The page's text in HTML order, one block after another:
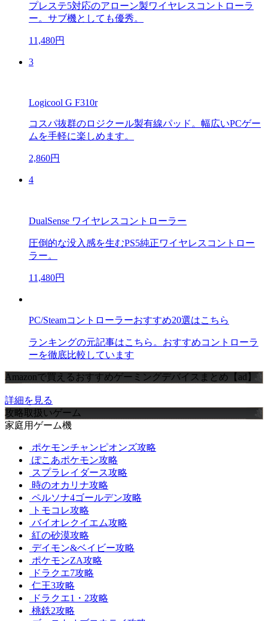
プレステ5対応のアローン製ワイヤレスコントローラ
ー。サブ機としても優秀。
11,480円
3
Logicool G F310r
コスパ抜群のロジクール製有線パッド。幅広いPCゲー
ムを手軽に楽しめます。
2,860円
4
DualSense ワイヤレスコントローラー
圧倒的な没入感を生むPS5純正ワイヤレスコントロー
ラー。
11,480円
PC/Steamコントローラーおすすめ20選はこちら
ランキングの元記事はこちら。おすすめコントローラ
ーを徹底比較しています
Amazonで買えるおすすめゲーミングデバイスまとめ【ad】
詳細を見る
攻略取扱いゲーム
家庭用ゲーム機
ポケモンチャンピオンズ攻略
ぽこあポケモン攻略
スプラレイダース攻略
時のオカリナ攻略
ペルソナ4ゴールデン攻略
トモコレ攻略
バイオレクイエム攻略
紅の砂漠攻略
デイモン&ベイビー攻略
ポケモンZA攻略
ドラクエ7攻略
仁王3攻略
ドラクエ1・2攻略
桃鉄2攻略